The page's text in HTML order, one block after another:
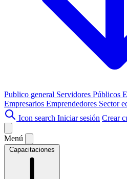
Publico general Servidores Públicos
Empresarios Emprendedores Sector
Icon search Iniciar sesión Crear
Menú
Capacitaciones